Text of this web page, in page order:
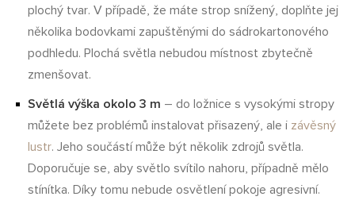
plochý tvar. V případě, že máte strop snížený, doplňte jej
několika bodovkami zapuštěnými do sádrokartonového
podhledu. Plochá světla nebudou místnost zbytečně
zmenšovat.
Světlá výška okolo 3 m – do ložnice s vysokými stropy
můžete bez problémů instalovat přisazený, ale i závěsný
lustr. Jeho součástí může být několik zdrojů světla.
Doporučuje se, aby světlo svítilo nahoru, případně mělo
stínítka. Díky tomu nebude osvětlení pokoje agresivní.